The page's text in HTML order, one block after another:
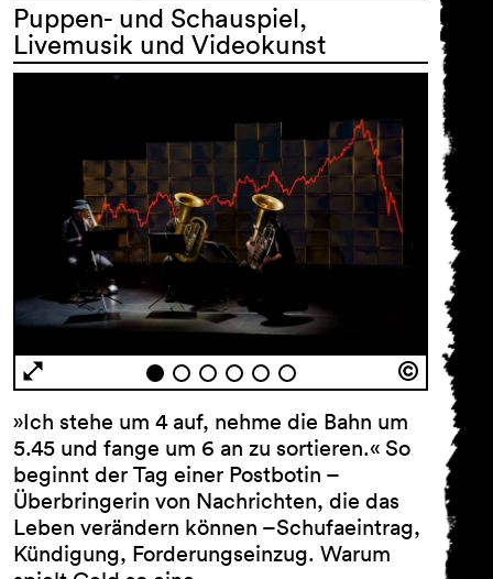
Impressum
Datenschutz
Puppen- und Schauspiel,
Livemusik und Videokunst
»Ich stehe um 4 auf, nehme die Bahn um
5.45 und fange um 6 an zu sortieren.« So
beginnt der Tag einer Postbotin –
Überbringerin von Nachrichten, die das
Leben verändern können –Schufaeintrag,
Kündigung, Forderungseinzug. Warum